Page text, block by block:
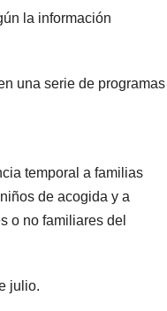
la información
una serie de programas
temporal a familias
de acogida y a
o no familiares del
julio.